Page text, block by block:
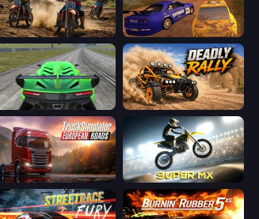
Motocross Dirt Bike Race Games Dirt Rally Driver HD
Speed Racing Pro 2 Deadly Rally
Truck Simulator: European Roads Super MX - Last Season